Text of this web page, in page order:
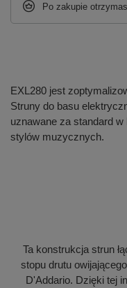
Po zakupie
EXL280 jest
Struny do basu
uznawane za standard
stylów muzycznych.
Ta konstrukcja strun
stopu drutu
D'Addario. Dzięki tej